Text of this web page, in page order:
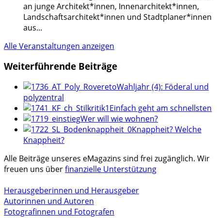
an junge Architekt*innen, Innenarchitekt*innen,
Landschaftsarchitekt*innen und Stadtplaner*innen
aus...
Alle Veranstaltungen anzeigen
Weiterführende Beiträge
Wahljahr (4): Föderal und
polyzentral
Einfach geht am schnellsten
Wer will wie wohnen?
Knappheit? Welche
Knappheit?
Alle Beiträge unseres eMagazins sind frei zugänglich. Wir
freuen uns überfinanzielle Unterstützung
Herausgeberinnen und Herausgeber
Autorinnen und Autoren
Fotografinnen und Fotografen